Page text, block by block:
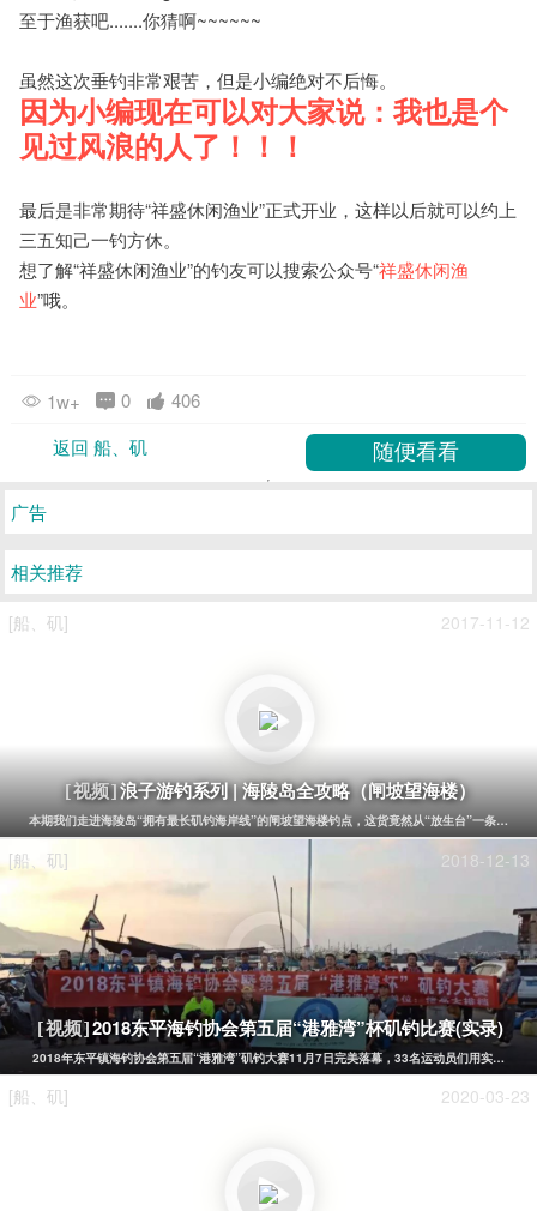
至于渔获吧.......你猜啊~~~~~~
虽然这次垂钓非常艰苦，但是小编绝对不后悔。
因为小编现在可以对大家说：我也是个
见过风浪的人了！！！
最后是非常期待“祥盛休闲渔业”正式开业，这样以后就可以约上
三五知己一钓方休。
想了解“祥盛休闲渔业”的钓友可以搜索公众号“祥盛休闲渔
业”哦。
1w+ 0
406
返回 船、矶
广告
相关推荐
[船、矶] 2017-11-12
[视频]浪子游钓系列 | 海陵岛全攻略（闸坡望海楼）
本期我们走进海陵岛“拥有最长矶钓海岸线”的闸坡望海楼钓点，这货竟然从“放生台”一条栈道
[船、矶] 2018-12-13
[视频]2018东平海钓协会第五届“港雅湾”杯矶钓比赛(实录)
2018年东平镇海钓协会第五届“港雅湾”矶钓大赛11月7日完美落幕，33名运动员们用实力，用
[船、矶] 2020-03-23